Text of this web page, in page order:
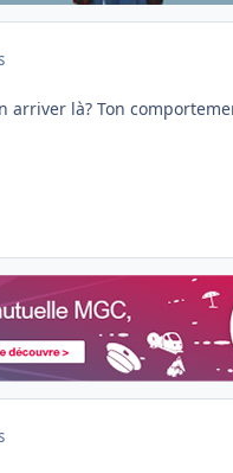
arriver là? Ton